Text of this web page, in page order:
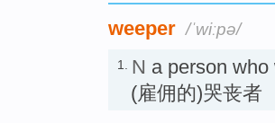
weeper /ˈwiːpə/
1. N a person
(雇佣的)哭丧者